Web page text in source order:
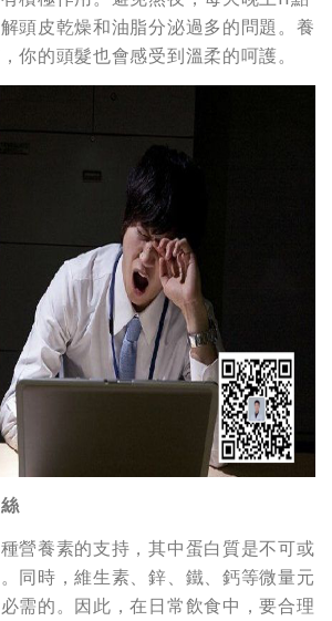
頭皮乾燥和油脂分泌過多的問題。養
你的頭髮也會感受到溫柔的呵護。
營養素的支持，其中蛋白質是不可或
同時，維生素、鋅、鐵、鈣等微量元
需的。因此，在日常飲食中，要合理